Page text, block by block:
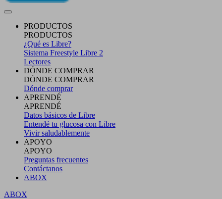
PRODUCTOS
PRODUCTOS
¿Qué es Libre?
Sistema Freestyle Libre 2
Lectores
DÓNDE COMPRAR
DÓNDE COMPRAR
Dónde comprar
APRENDÉ
APRENDÉ
Datos básicos de Libre
Entendé tu glucosa con Libre
Vivir saludablemente
APOYO
APOYO
Preguntas frecuentes
Contáctanos
ABOX
ABOX